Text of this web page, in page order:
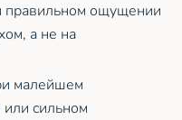
правильном ощущении
а не на
малейшем
сильном